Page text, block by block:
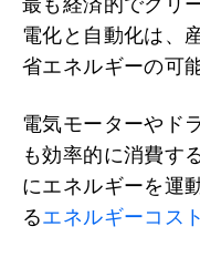
電化と自動化は、
省エネルギーの可
電気モーターやド
も効率的に消費す
にエネルギーを運
るエネルギーコス